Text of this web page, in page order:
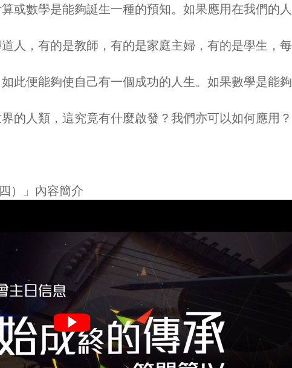
或數學是能夠誕生一種的預知。如果應用在我們的人
人，有的是教師，有的是家庭主婦，有的是學生，每
此便能夠使自己有一個成功的人生。如果數學是能夠
的人類，這究竟有什麼啟發？我們亦可以如何應用？
）」內容簡介